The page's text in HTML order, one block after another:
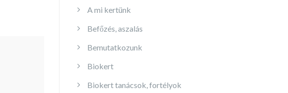
A mi kertünk
Befőzés, aszalás
Bemutatkozunk
Biokert
Biokert tanácsok, fortélyok